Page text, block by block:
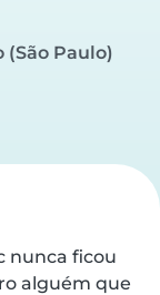
(São Paulo)
nunca ficou
alguém que